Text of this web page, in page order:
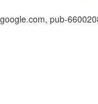
google.com, pub-